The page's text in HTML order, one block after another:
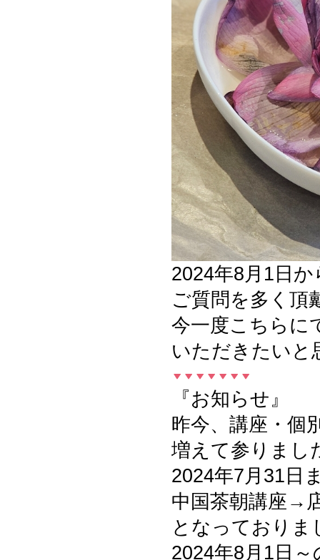
2024年8月1日
ご質問を多く頂
今一度こちらに
いただきたいと
『お知らせ』
昨今、講座・個
増えて参りまし
2024年7月31日
中国茶朝講座→
となっておりま
2024年8月1日